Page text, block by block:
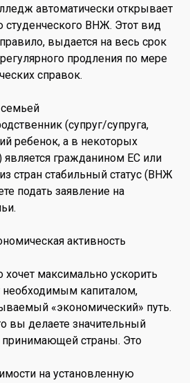
автоматически открывает
студенческого ВНЖ. Этот вид
выдается на весь срок
продления по мере
справок.
(супруг/супруга,
ребенок, а в некоторых
является гражданином ЕС или
стран стабильный статус (ВНЖ
подать заявление на
активность
хочет максимально ускорить
необходимым капиталом,
«экономический» путь.
вы делаете значительный
страны. Это
на установленную